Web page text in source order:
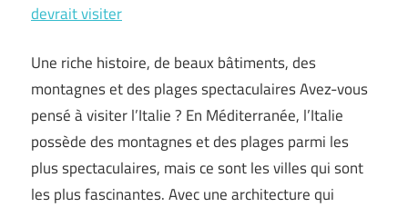
devrait visiter
Une riche histoire, de beaux bâtiments, des
montagnes et des plages spectaculaires Avez-vous
pensé à visiter l’Italie ? En Méditerranée, l’Italie
possède des montagnes et des plages parmi les
plus spectaculaires, mais ce sont les villes qui sont
les plus fascinantes. Avec une architecture qui